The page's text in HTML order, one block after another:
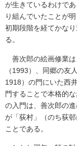
が生きているわけで
り組んでいたことが
初期段階を経てかな
る。
善次郎の絵画修業
（1993）、同郷の友
1918）の門にいた西
門することで本格的
の入門は、善次郎の
が「荻村」（のち荻
ことである。